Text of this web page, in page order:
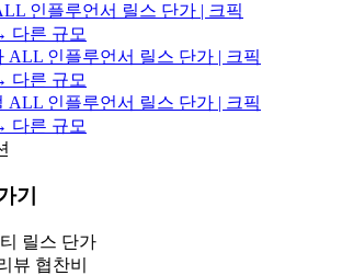
인플루언서 릴스 단가 | 크픽
다른 규모
ALL 인플루언서 릴스 단가 | 크픽
다른 규모
ALL 인플루언서 릴스 단가 | 크픽
다른 규모
기
릴스 단가
뷰 협찬비